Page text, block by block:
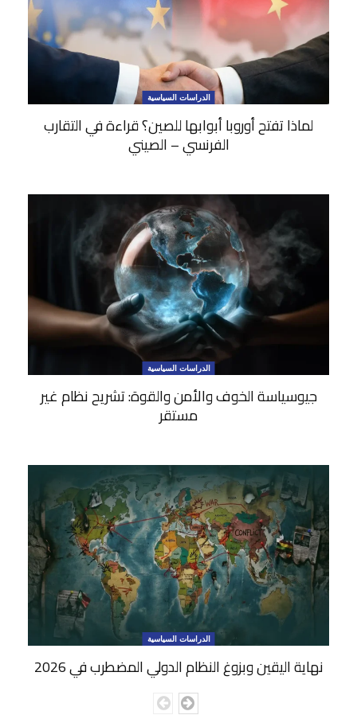
الدراسات السياسية
لماذا تفتح أوروبا أبوابها للصين؟ قراءة في التقارب
الفرنسي – الصيني
الدراسات السياسية
جيوسياسة الخوف والأمن والقوة: تشريح نظام غير
مستقر
الدراسات السياسية
نهاية اليقين وبزوغ النظام الدولي المضطرب في 2026